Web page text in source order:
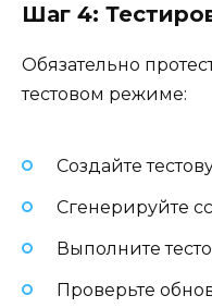
Шаг 4:
Обязательно
тестовом режиме:
Создайте
Сгенерируйте
Выполните
Проверьте